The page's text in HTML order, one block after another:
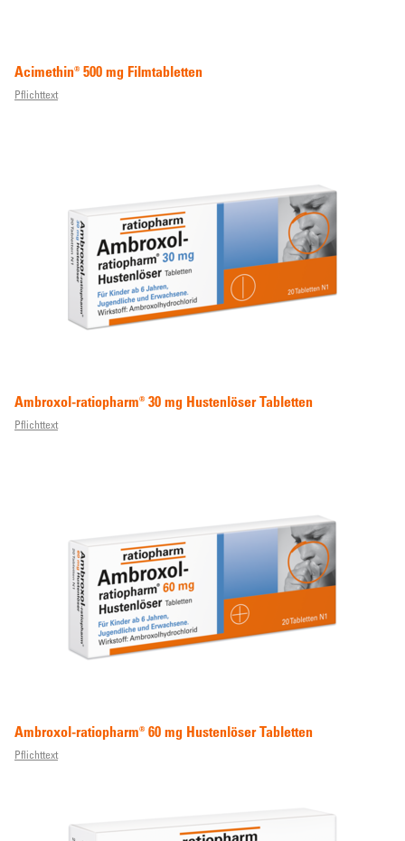
Acimethin® 500 mg Filmtabletten
Pflichttext
Ambroxol-ratiopharm® 30 mg Hustenlöser Tabletten
Pflichttext
Ambroxol-ratiopharm® 60 mg Hustenlöser Tabletten
Pflichttext